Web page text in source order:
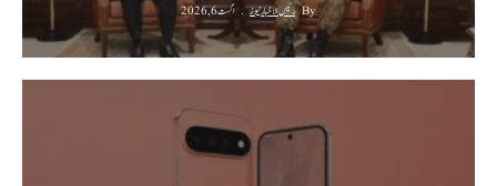
By رئیس الاخبار نیوز اگست 6, 2026